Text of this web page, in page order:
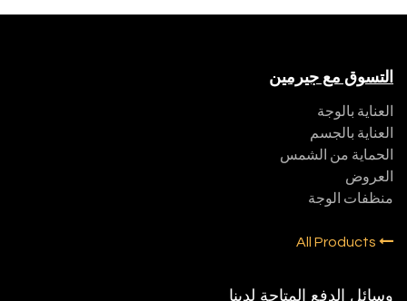
التسوق مع جيرمين
العناية بالوجة
العناية بالجسم
الحماية من الشمس
العروض
منظفات الوجة
وسائل الدفع المتاحة لدينا